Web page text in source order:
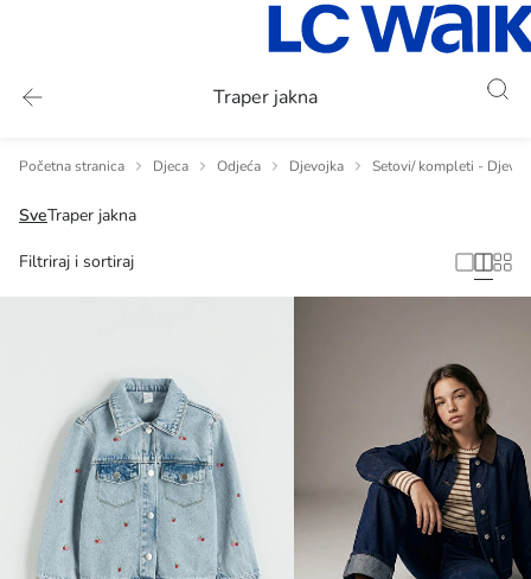
Traper jakna
Početna stranica Djeca Odjeća Djevojka Setovi/ kompleti -
SveTraper jakna
Filtriraj i sortiraj